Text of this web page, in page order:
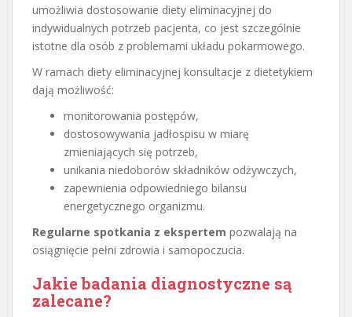
umożliwia dostosowanie diety eliminacyjnej do
indywidualnych potrzeb pacjenta, co jest szczególnie
istotne dla osób z problemami układu pokarmowego.
W ramach diety eliminacyjnej konsultacje z dietetykiem
dają możliwość:
monitorowania postępów,
dostosowywania jadłospisu w miarę
zmieniających się potrzeb,
unikania niedoborów składników odżywczych,
zapewnienia odpowiedniego bilansu
energetycznego organizmu.
Regularne spotkania z ekspertem pozwalają na
osiągnięcie pełni zdrowia i samopoczucia.
Jakie badania diagnostyczne są
zalecane?